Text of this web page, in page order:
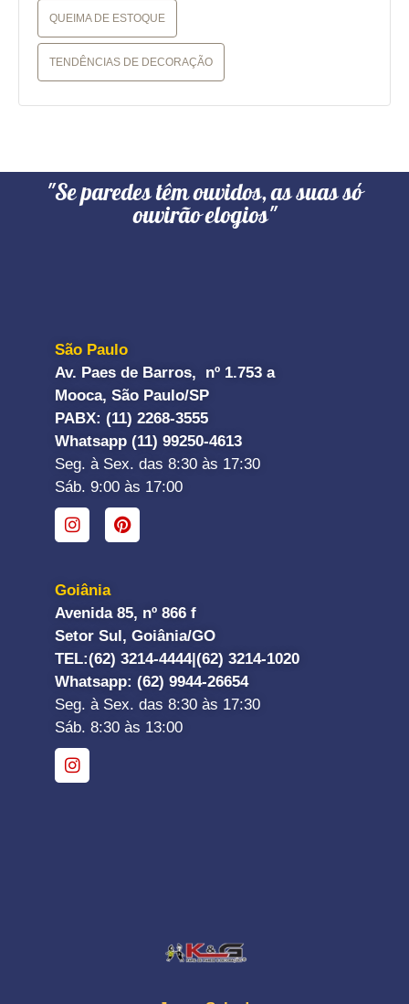
QUEIMA DE ESTOQUE
TENDÊNCIAS DE DECORAÇÃO
"Se paredes têm ouvidos, as suas só
ouvirão elogios"
São Paulo
Av. Paes de Barros, nº 1.753 a
Mooca, São Paulo/SP
PABX: (11) 2268-3555
Whatsapp (11) 99250-4613
Seg. à Sex. das 8:30 às 17:30
Sáb. 9:00 às 17:00
Goiânia
Avenida 85, nº 866 f
Setor Sul, Goiânia/GO
TEL:(62) 3214-4444|(62) 3214-1020
Whatsapp: (62) 9944-26654
Seg. à Sex. das 8:30 às 17:30
Sáb. 8:30 às 13:00